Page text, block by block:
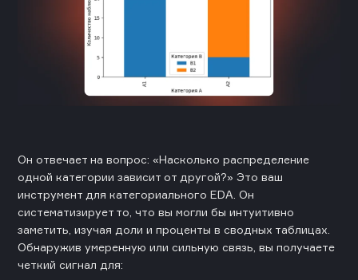
Он отвечает на вопрос: «Насколько распределение
одной категории зависит от другой?» Это ваш
инструмент для категориального EDA. Он
систематизирует то, что вы могли бы интуитивно
заметить, изучая доли и проценты в сводных таблицах.
Обнаружив умеренную или сильную связь, вы получаете
четкий сигнал для: